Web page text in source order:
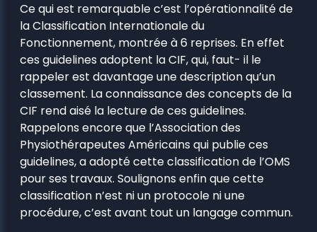
Ce qui est remarquable c’est l’opérationnalité de
la Classification Internationale du
Fonctionnement, montrée à 6 reprises. En effet
ces guidelines adoptent la CIF, qui, faut- il le
rappeler est davantage une description qu’un
classement. La connaissance des concepts de la
CIF rend aisé la lecture de ces guidelines.
Rappelons encore que l’Association des
Physiothérapeutes Américains qui publie ces
guidelines, a adopté cette classification de l’OMS
pour ses travaux. Soulignons enfin que cette
classification n’est ni un protocole ni une
procédure, c’est avant tout un langage commun.